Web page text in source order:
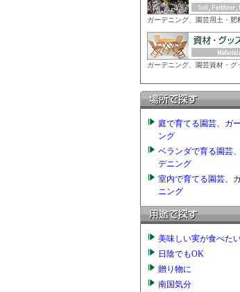
ガーデニング、園芸用土・肥
ガーデニング、園芸資材・グ
庭で育てる園芸、ガ
ング
ベランダで育る園芸
デニング
室内で育てる園芸、
ニング
美味しい実が食べた
日陰でもOK
贈り物に
南国気分